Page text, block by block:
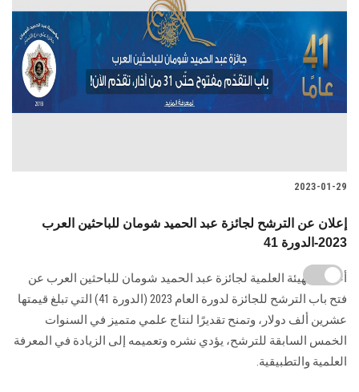
2023-01-29
إعلان عن الترشح لجائزة عبد الحميد شومان للباحثين العرب
2023-الدورة 41
أعلنت الهيئة العلمية لجائزة عبد الحميد شومان للباحثين العرب عن
فتح باب الترشح للجائزة لدورة العام 2023 (الدورة 41) التي تبلغ قيمتها
عشرين ألف دولار، وتمنح تقديرًا لنتاج علمي متميز في السنوات
الخمس السابقة للترشح، يؤدي نشره وتعميمه إلى الزيادة في المعرفة
العلمية والتطبيقية.